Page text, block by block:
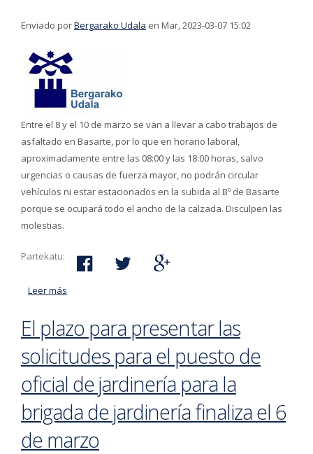
Enviado porBergarako Udala en Mar, 2023-03-07 15:02
Entre el 8 y el 10 de marzo se van a llevar a cabo trabajos de
asfaltado en Basarte, por lo que en horario laboral,
aproximadamente entre las 08:00 y las 18:00 horas, salvo
urgencias o causas de fuerza mayor, no podrán circular
vehículos ni estar estacionados en la subida al Bº de Basarte
porque se ocupará todo el ancho de la calzada. Disculpen las
molestias.
Partekatu:
Leer más
El plazo para presentar las
solicitudes para el puesto de
oficial de jardinería para la
brigada de jardinería finaliza el 6
de marzo